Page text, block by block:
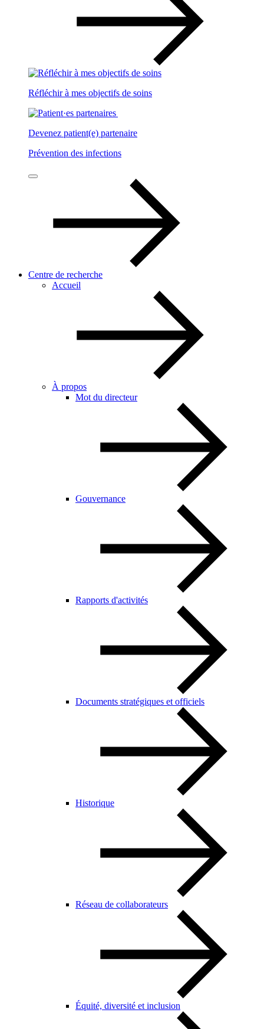
Réfléchir à mes objectifs de soins
Devenez patient(e) partenaire
Prévention des infections
Centre de recherche
Accueil
À propos
Mot du directeur
Gouvernance
Rapports d'activités
Documents stratégiques et officiels
Historique
Réseau de collaborateurs
Équité, diversité et inclusion